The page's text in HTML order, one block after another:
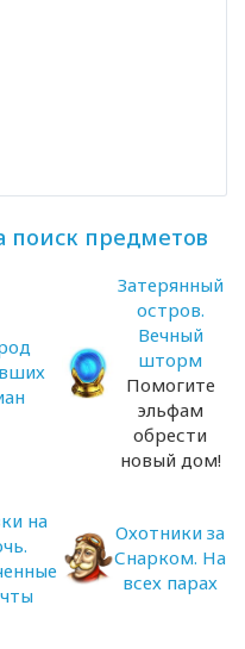
поиск предметов
Затерянный
остров.
Вечный
шторм
Помогите
эльфам
обрести
новый дом!
на
Охотники за
Снарком. На
всех парах